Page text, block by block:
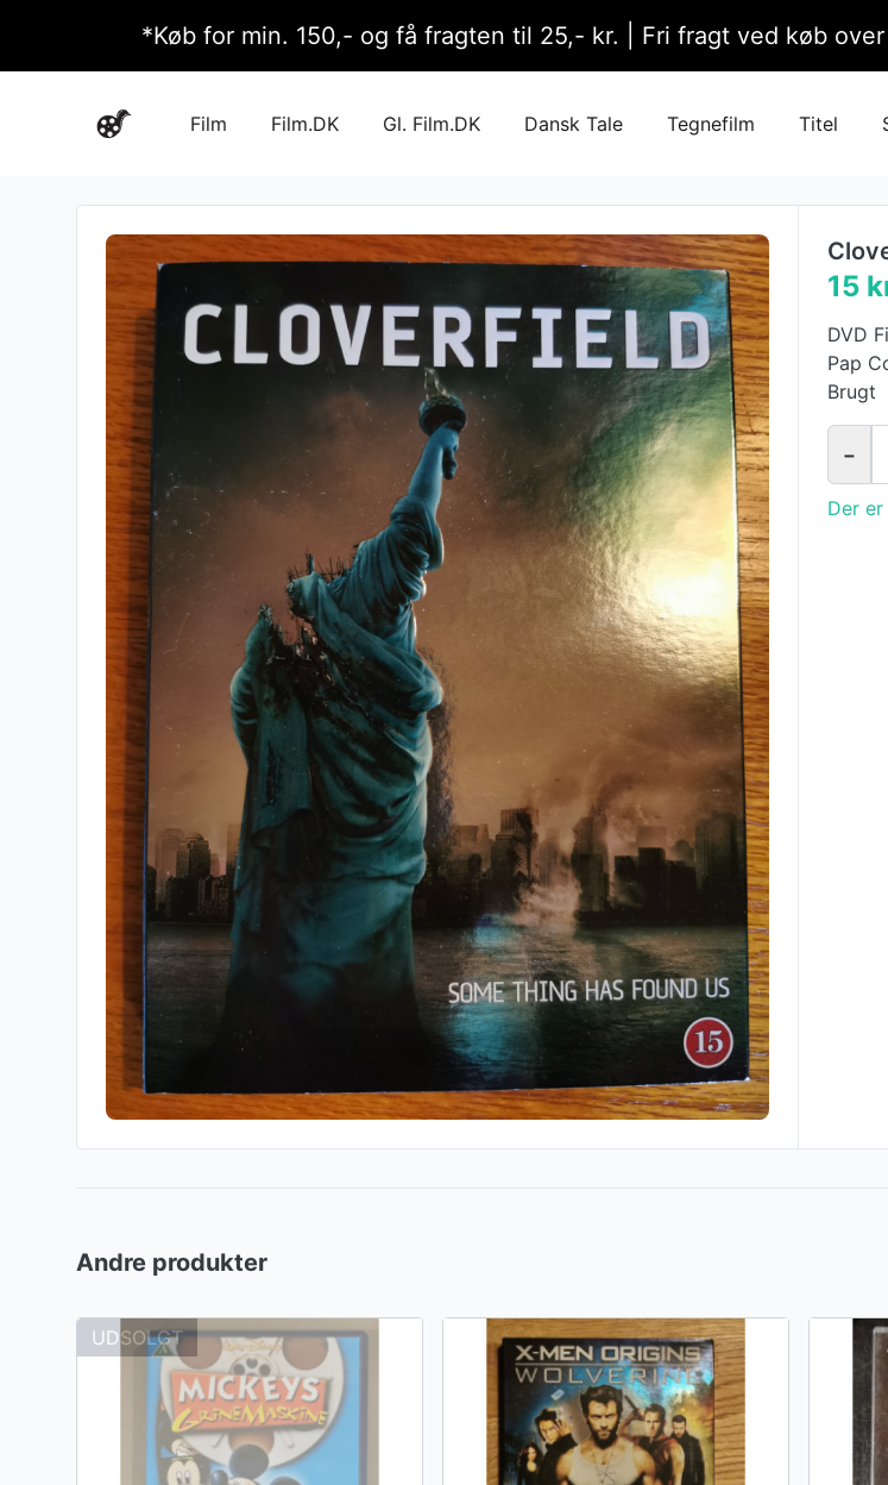
*Køb for min. 150,- og få fragten til 25,- kr. | Fri fragt ved køb
Film Film.DK Gl. Film.DK Dansk Tale Tegnefilm Titel
15
DVD
Pap
Brugt
−
Der
Andre produkter
UDSOLGT